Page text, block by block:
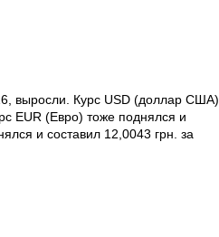
выросли. Курс USD (доллар США)
EUR (Евро) тоже поднялся и
и составил 12,0043 грн. за